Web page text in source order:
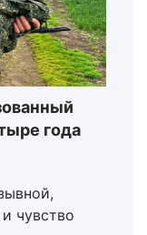
года
чувство